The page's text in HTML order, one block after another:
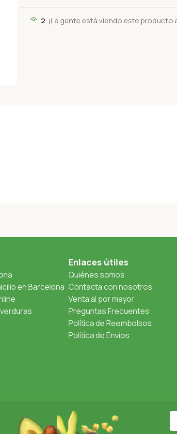
2 ¡La gente está viendo este producto
en Barcelona
Enlaces útiles
Quiénes somos
Contacta con nosotros
Venta al por mayor
Preguntas Frecuentes
Política de Reembolsos
Política de Envíos